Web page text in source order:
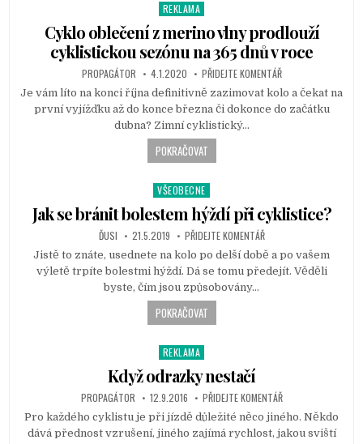
P
s
t
e
d
i
n
REKLAMA
Cyklo oblečení z merino vlny prodlouží
cyklistickou sezónu na 365 dnů v roce
PROPAGÁTOR 4.1.2020 PŘIDEJTE KOMENTÁŘ
Je vám líto na konci října definitivně zazimovat kolo a čekat na
první vyjížďku až do konce března či dokonce do začátku
dubna? Zimní cyklistický…
POKRAČOVAT
P
s
t
e
d
i
n
VŠEOBECNE
Jak se bránit bolestem hýždí při cyklistice?
ĎUSI 21.5.2019 PŘIDEJTE KOMENTÁŘ
Jistě to znáte, usednete na kolo po delší době a po vašem
výletě trpíte bolestmi hýždí. Dá se tomu předejít. Věděli
byste, čím jsou způsobovány…
POKRAČOVAT
P
o
s
t
e
d
REKLAMA
Když odrazky nestačí
PROPAGÁTOR 12.9.2016 PŘIDEJTE KOMENTÁŘ
Pro každého cyklistu je při jízdě důležité něco jiného. Někdo
dává přednost vzrušení, jiného zajímá rychlost, jakou sviští